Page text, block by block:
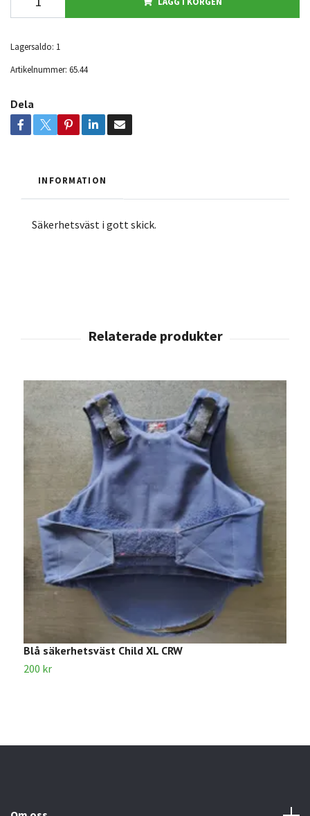
Lagersaldo: 1
Artikelnummer: 65.44
Dela
INFORMATION
Säkerhetsväst i gott skick.
Blå säkerhetsväst Child XL CRW
200 kr